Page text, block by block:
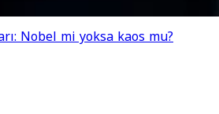
Nobel mi yoksa kaos mu?